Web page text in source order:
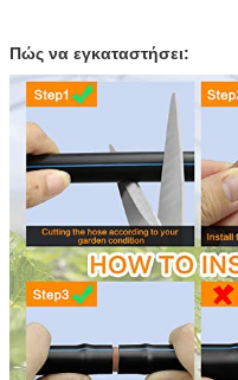
Πώς να εγκαταστήσει: